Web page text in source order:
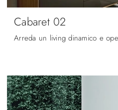
Cabaret 02